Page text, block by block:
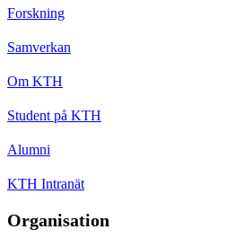
Forskning
Samverkan
Om KTH
Student på KTH
Alumni
KTH Intranät
Organisation